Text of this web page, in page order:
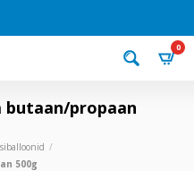
0
butaan/propaan
500g